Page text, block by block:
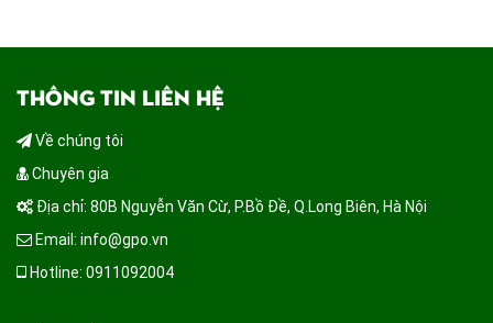
THÔNG TIN LIÊN HỆ
Về chúng tôi
Chuyên gia
Địa chỉ: 80B Nguyễn Văn Cừ, P.Bồ Đề, Q.Long Biên, Hà Nội
Email: info@gpo.vn
Hotline: 0911092004